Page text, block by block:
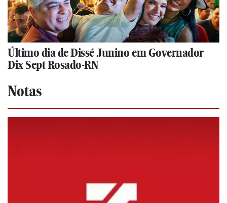
Último dia de Dissé Junino em Governador
Dix Sept Rosado-RN
Notas